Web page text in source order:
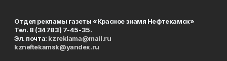
Отдел рекламы газеты «Красное знамя Нефтекамск»
Тел. 8 (34783) 7-45-35.
Эл. почта: kzreklama@mail.ru
kzneftekamsk@yandex.ru